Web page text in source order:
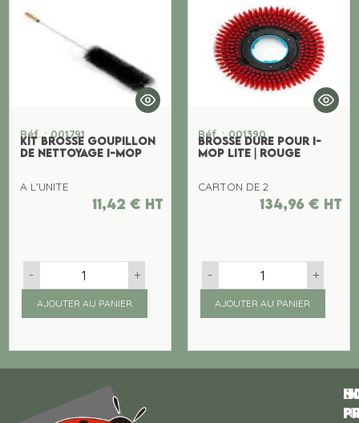
Réf. : 001791
KIT BROSSE GOUPILLON
DE NETTOYAGE I-MOP
A L'UNITE
11,42 € ht
- +
AJOUTER AU PANIER
Réf. : 001390
BROSSE DURE POUR I-
MOP LITE | ROUGE
CARTON DE 2
134,96 € ht
- +
AJOUTER AU PANIER